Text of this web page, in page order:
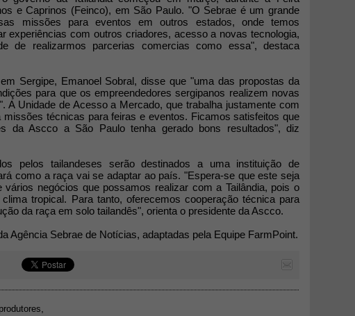
e Caprinos (Feinco), em São Paulo. "O Sebrae é um grande
missões para eventos em outros estados, onde temos
experiências com outros criadores, acesso a novas tecnologia,
de realizarmos parcerias comercias como essa", destaca
Sergipe, Emanoel Sobral, disse que "uma das propostas da
para que os empreendedores sergipanos realizem novas
A Unidade de Acesso a Mercado, que trabalha justamente com
missões técnicas para feiras e eventos. Ficamos satisfeitos que
da Ascco a São Paulo tenha gerado bons resultados", diz
pelos tailandeses serão destinados a uma instituição de
como a raça vai se adaptar ao país. "Espera-se que este seja
vários negócios que possamos realizar com a Tailândia, pois o
tropical. Para tanto, oferecemos cooperação técnica para
da raça em solo tailandês", orienta o presidente da Ascco.
Agência Sebrae de Notícias, adaptadas pela Equipe FarmPoint.